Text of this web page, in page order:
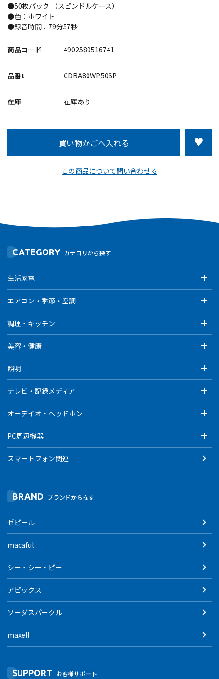
商品コード 4902580516741
品番1 CDRA80WP.50SP
在庫 在庫あり
この商品について問い合わせる
●50枚パック （スピンドルケース）
●色：ホワイト
●録音時間：79分57秒
CATEGORY カテゴリから探す
生活家電
エアコン・季節・空調
調理・キッチン
美容・健康
照明
テレビ・記録メディア
オーデイオ・ヘッドホン
PC周辺機器
スマートフォン関連
BRAND ブランドから探す
ゼピール
macaful
シー・シー・ピー
アピックス
ソーダスパークル
maxell
SUPPORT お客様サポート